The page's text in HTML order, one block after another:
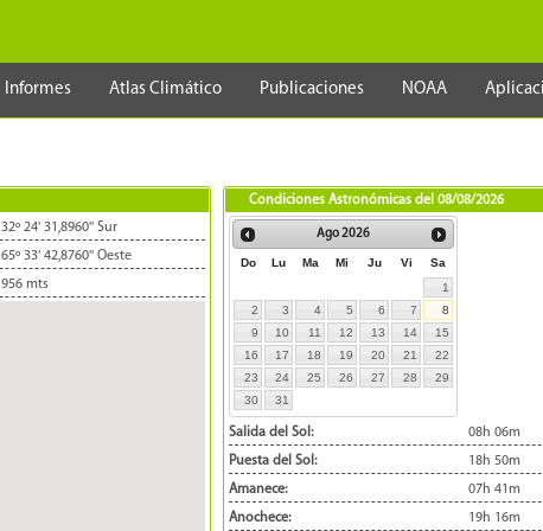
Informes Atlas Climático Publicaciones NOAA
32º 24' 31,8960'' Sur
65º 33' 42,8760'' Oeste
956 mts
Condiciones Astronómicas del 08/08/2026
Ago2026
Do Lu Ma Mi Ju Vi
Sa
1
2
3 4 5 6 7
8
9
10 11 12 13 14
15
16
17 18 19 20 21
22
23
24 25 26 27 28
29
30
31
Salida del Sol:
08h 06m
Puesta del Sol:
18h 50m
Amanece:
07h 41m
Anochece:
19h 16m